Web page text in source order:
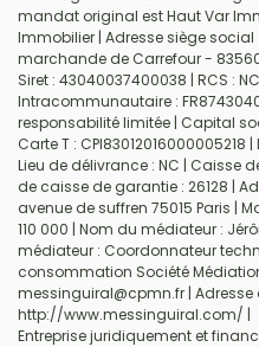
mandat original est Haut Var
Immobilier | Adresse siège
marchande de Carrefour - 83560
Siret : 43040037400038 | RCS :
Intracommunautaire :
responsabilité limitée | Capital
Carte T :
Lieu de délivrance : NC | Caisse
de caisse de garantie : 26128 |
avenue de suffren 75015 Paris |
110 000 | Nom du médiateur :
médiateur : Coordonnateur
consommation Société
messinguiral@cpmn.fr | Adresse
http://www.messinguiral.com/ |
Entreprise juridiquement et